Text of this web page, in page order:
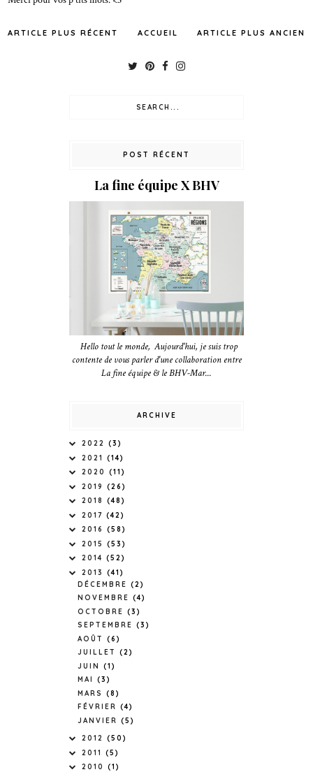
ARTICLE PLUS RÉCENT ARTICLE PLUS ANCIEN
ACCUEIL
POST RÉCENT
La fine équipe X BHV
Hello tout le monde, Aujourd'hui, je suis trop
contente de vous parler d'une collaboration entre
La fine équipe & le BHV-Mar...
ARCHIVE
2022 (3)
2021 (14)
2020 (11)
2019 (26)
2018 (48)
2017 (42)
2016 (58)
2015 (53)
2014 (52)
2013 (41)
DÉCEMBRE (2)
NOVEMBRE (4)
OCTOBRE (3)
SEPTEMBRE (3)
AOÛT (6)
JUILLET (2)
JUIN (1)
MAI (3)
MARS (8)
FÉVRIER (4)
JANVIER (5)
2012 (50)
2011 (5)
2010 (1)